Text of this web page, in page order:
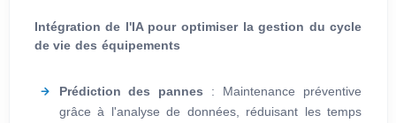
Intégration de l'IA pour optimiser la gestion du cycle
de vie des équipements
Prédiction des pannes : Maintenance préventive
grâce à l'analyse de données, réduisant les temps